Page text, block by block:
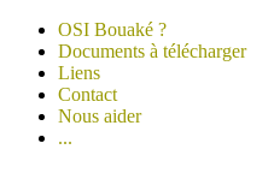
OSI Bouaké ?
Documents à télécharger
Liens
Contact
Nous aider
...